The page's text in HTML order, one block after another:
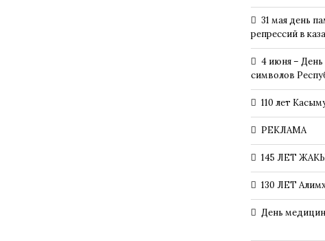
31 мая день
репрессий в
4 июня –
символов
110 лет
РЕКЛАМА
145 ЛЕТ
130 ЛЕТ
День